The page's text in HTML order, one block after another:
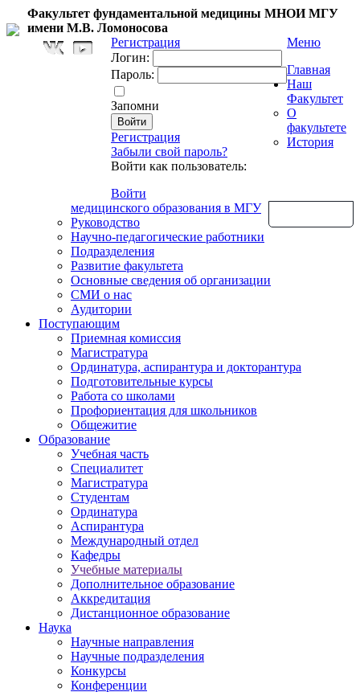
Факультет фундаментальной медицины МНОИ МГУ
имени М.В. Ломоносова
Регистрация
Логин:
Пароль:
Запомни
Регистрация
Забыли свой пароль?
Войти как пользователь:
Войти
Меню
Главная
Наш
Факультет
О
факультете
История
медицинского образования в МГУ
Руководство
Научно-педагогические работники
Подразделения
Развитие факультета
Основные сведения об организации
СМИ о нас
Аудитории
Поступающим
Приемная комиссия
Магистратура
Ординатура, аспирантура и докторантура
Подготовительные курсы
Работа со школами
Профориентация для школьников
Общежитие
Образование
Учебная часть
Специалитет
Магистратура
Студентам
Ординатура
Аспирантура
Международный отдел
Кафедры
Учебные материалы
Дополнительное образование
Аккредитация
Дистанционное образование
Наука
Научные направления
Научные подразделения
Конкурсы
Конференции